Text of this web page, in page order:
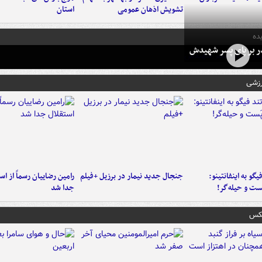
تشویش اذهان عمومی
استان
بر پای پسر شهیدش
به اینفانتینو:
و حیله‌گر!
جنجال جدید نیمار در برزیل +فیلم رامین رضاییان رسماً از
جدا شد